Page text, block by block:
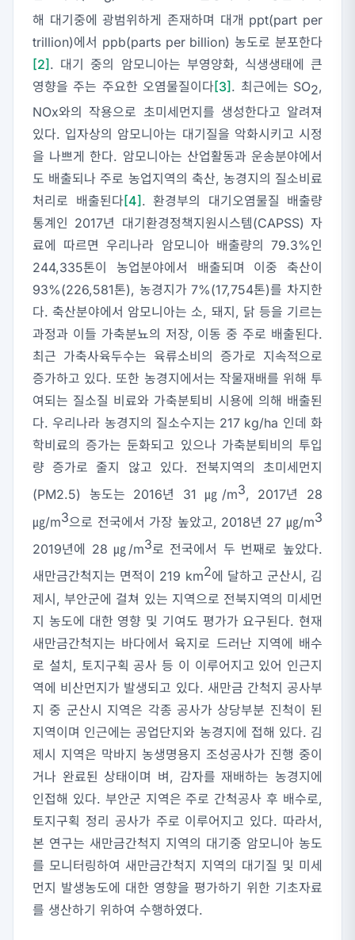
해 대기중에 광범위하게 존재하며 대개 ppt(part per
trillion)에서 ppb(parts per billion) 농도로 분포한다
[2] . 대기 중의 암모니아는 부영양화, 식생생태에 큰
영향을 주는 주요한 오염물질이다[3] . 최근에는 SO2,
NOx와의 작용으로 초미세먼지를 생성한다고 알려져
있다. 입자상의 암모니아는 대기질을 악화시키고 시정
을 나쁘게 한다. 암모니아는 산업활동과 운송분야에서
도 배출되나 주로 농업지역의 축산, 농경지의 질소비료
처리로 배출된다[4] . 환경부의 대기오염물질 배출량
통계인 2017년 대기환경정책지원시스템(CAPSS) 자
료에 따르면 우리나라 암모니아 배출량의 79.3%인
244,335톤이 농업분야에서 배출되며 이중 축산이
93%(226,581톤), 농경지가 7%(17,754톤)를 차지한
다. 축산분야에서 암모니아는 소, 돼지, 닭 등을 기르는
과정과 이들 가축분뇨의 저장, 이동 중 주로 배출된다.
최근 가축사육두수는 육류소비의 증가로 지속적으로
증가하고 있다. 또한 농경지에서는 작물재배를 위해 투
여되는 질소질 비료와 가축분퇴비 시용에 의해 배출된
다. 우리나라 농경지의 질소수지는 217 kg/ha 인데 화
학비료의 증가는 둔화되고 있으나 가축분퇴비의 투입
량 증가로 줄지 않고 있다. 전북지역의 초미세먼지
(PM2.5) 농도는 2016년 31 ㎍/m3, 2017년 28
㎍/m3으로 전국에서 가장 높았고, 2018년 27 ㎍/m3
2019년에 28 ㎍/m3로 전국에서 두 번째로 높았다.
새만금간척지는 면적이 219 km2에 달하고 군산시, 김
제시, 부안군에 걸쳐 있는 지역으로 전북지역의 미세먼
지 농도에 대한 영향 및 기여도 평가가 요구된다. 현재
새만금간척지는 바다에서 육지로 드러난 지역에 배수
로 설치, 토지구획 공사 등 이 이루어지고 있어 인근지
역에 비산먼지가 발생되고 있다. 새만금 간척지 공사부
지 중 군산시 지역은 각종 공사가 상당부분 진척이 된
지역이며 인근에는 공업단지와 농경지에 접해 있다. 김
제시 지역은 막바지 농생명용지 조성공사가 진행 중이
거나 완료된 상태이며 벼, 감자를 재배하는 농경지에
인접해 있다. 부안군 지역은 주로 간척공사 후 배수로,
토지구획 정리 공사가 주로 이루어지고 있다. 따라서,
본 연구는 새만금간척지 지역의 대기중 암모니아 농도
를 모니터링하여 새만금간척지 지역의 대기질 및 미세
먼지 발생농도에 대한 영향을 평가하기 위한 기초자료
를 생산하기 위하여 수행하였다.